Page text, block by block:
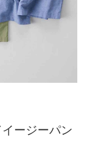
イージーパン